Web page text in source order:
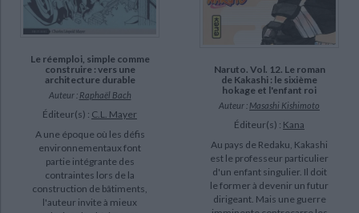
Le réemploi, simple comme
construire : vers une
architecture durable
Auteur : Raphaël Bach
Éditeur(s) : C.L. Mayer
A une époque où les défis
environnementaux font
partie intégrante des
contraintes lors de la
construction de bâtiments,
l'auteur invite à mieux
Naruto. Vol. 12. Le roman
de Kakashi : le sixième
hokage et l'enfant roi
Auteur : Masashi Kishimoto
Éditeur(s) : Kana
Au pays de Redaku, Kakashi
est le professeur particulier
d'un enfant singulier. Il doit
le former à devenir un futur
dirigeant. Mais une guerre